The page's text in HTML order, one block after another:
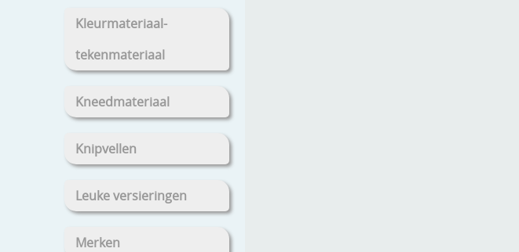
Kleurmateriaal-
tekenmateriaal
Kneedmateriaal
Knipvellen
Leuke versieringen
Merken